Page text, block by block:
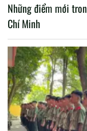
Những điểm mới
Chí Minh